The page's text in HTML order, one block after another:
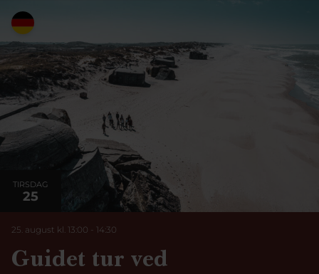
TIRSDAG
25
25. august kl. 13:00 - 14:30
Guidet tur ved